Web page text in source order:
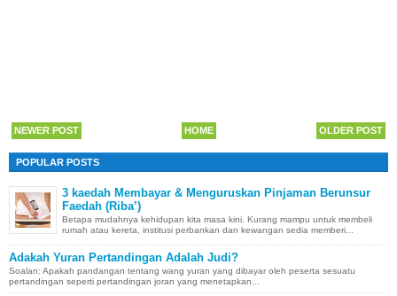
NEWER POST OLDER POST
HOME
POPULAR POSTS
3 kaedah Membayar & Menguruskan Pinjaman Berunsur
Faedah (Riba’)
Betapa mudahnya kehidupan kita masa kini. Kurang mampu untuk membeli
rumah atau kereta, institusi perbankan dan kewangan sedia memberi...
Adakah Yuran Pertandingan Adalah Judi?
Soalan: Apakah pandangan tentang wang yuran yang dibayar oleh peserta sesuatu
pertandingan seperti pertandingan joran yang menetapkan...